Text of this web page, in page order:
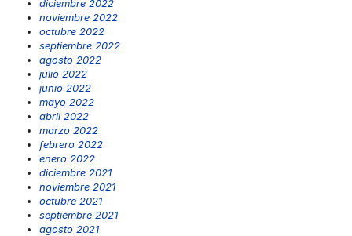
diciembre 2022
noviembre 2022
octubre 2022
septiembre 2022
agosto 2022
julio 2022
junio 2022
mayo 2022
abril 2022
marzo 2022
febrero 2022
enero 2022
diciembre 2021
noviembre 2021
octubre 2021
septiembre 2021
agosto 2021